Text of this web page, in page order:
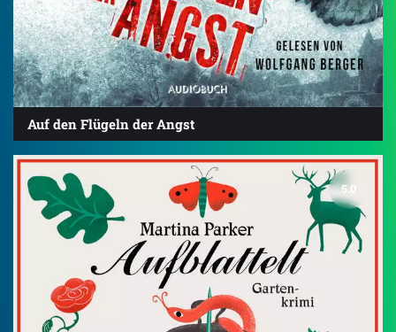
Auf den Flügeln der Angst
5.0